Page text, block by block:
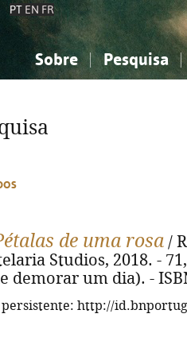
PT EN FR
Sobre Pesquisa
Ciências sociais...
Ciências sociais...
de uma rosa /
Studios, 2018. -
demorar um dia). -
http://